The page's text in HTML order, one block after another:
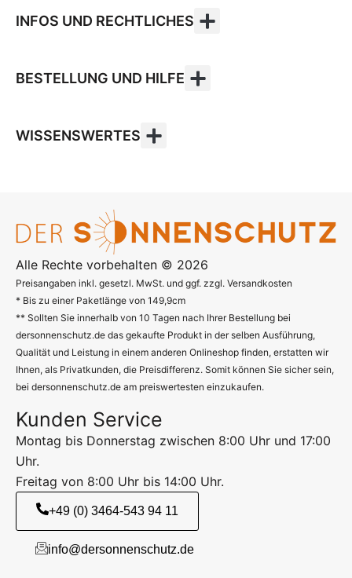
INFOS UND RECHTLICHES
BESTELLUNG UND HILFE
WISSENSWERTES
Alle Rechte vorbehalten © 2026
Preisangaben inkl. gesetzl. MwSt. und ggf. zzgl. Versandkosten
* Bis zu einer Paketlänge von 149,9cm
** Sollten Sie innerhalb von 10 Tagen nach Ihrer Bestellung bei
dersonnenschutz.de das gekaufte Produkt in der selben Ausführung,
Qualität und Leistung in einem anderen Onlineshop finden, erstatten wir
Ihnen, als Privatkunden, die Preisdifferenz. Somit können Sie sicher sein,
bei dersonnenschutz.de am preiswertesten einzukaufen.
Kunden Service
Montag bis Donnerstag zwischen 8:00 Uhr und 17:00
Uhr.
Freitag von 8:00 Uhr bis 14:00 Uhr.
+49 (0) 3464-543 94 11
info@dersonnenschutz.de